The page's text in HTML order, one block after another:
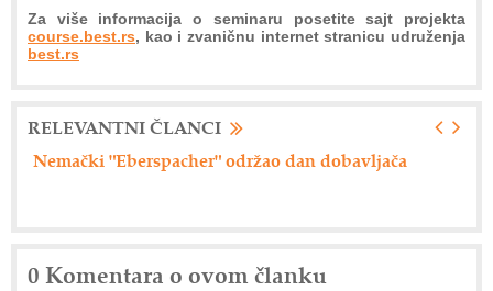
Za više informacija o seminaru posetite sajt projekta
course.best.rs, kao i zvaničnu internet stranicu udruženja
best.rs
RELEVANTNI ČLANCI
Nemački "Eberspacher" održao dan dobavljača
0 Komentara o ovom članku